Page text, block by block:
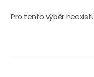
Pro tento výběr